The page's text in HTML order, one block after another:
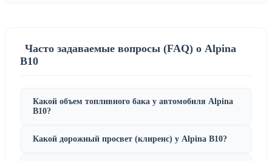
Часто задаваемые вопросы (FAQ) о Alpina
B10
Какой объем топливного бака у автомобиля Alpina
B10?
Какой дорожный просвет (клиренс) у Alpina B10?